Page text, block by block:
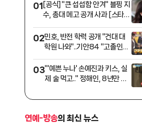
01[공식] "큰 섭섭함 안겨" 블핑 지
수, 총대 메고 공개 사과 [스타이
02민호, 반전 학력 공개 "건대 대
학원 나와"..기안84 "고졸인
03"'예쁜 누나' 손예진과 키스, 실
제 술 먹고.." 정해인, 8년만 비
w]
연예-방송의 최신 뉴스